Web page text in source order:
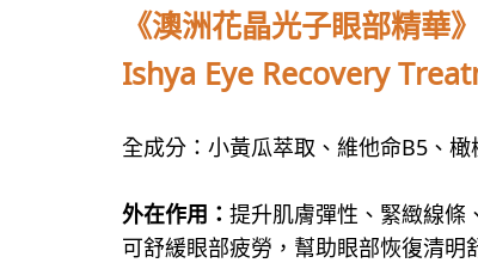
《澳洲花晶光子眼部精華》
Ishya Eye Recovery
全成分：小黃瓜萃取、維他命B5、
外在作用： 提升肌膚彈性、緊緻線條
可舒緩眼部疲勞，幫助眼部恢復清明